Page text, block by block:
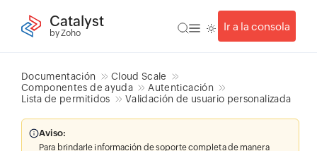
Catalyst
by Zoho
Ir a la consola
Documentación
Cloud Scale
Componentes de ayuda
Autenticación
Lista de permitidos
Validación de usuario personalizada
Aviso:
Para brindarle información de soporte completa de manera